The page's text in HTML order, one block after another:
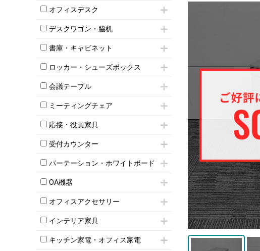
肘付きチェア
肘無しチェア
役員チェア
オフィスチェアその他
オフィスデスク
片袖机
フリーアドレスデスク（ベンチデスク）
昇降デスク
両袖机
デスクワゴン・脇机
インワゴン2段
インワゴン3段
脇机
書庫・キャビネット
ハイキャビネット
ローキャビネット
両開きキャビネット
上下連結キャビネット
軽量ラック（スチールラック）
収納家具その他
オープン書庫
両開書庫
引き違い書庫
ロッカー・シューズボックス
1人用ロッカー
2人用ロッカー
3人用ロッカー
5人用ロッカー
8人用ロッカー
多人数ロッカー
シリンダー錠ロッカー
ダイヤル錠ロッカー
ボタン錠ロッカー
シューズロッカー・下駄箱
ロッカーその他
会議テーブル
ミーティングテーブル
スタッキングテーブル
ネスティングテーブル
カウンターテーブル
T字脚テーブル
会議テーブルW1200～
会議テーブルW1800～
折りたたみ会議テーブル
ハイテーブル
ミーティングチェア
キャスター付きミーティングチェア
スタッキングミーティングチェア
テーブル付きミーティングチェア
折りたたみミーティングチェア
ハイチェア
ミーティングチェアその他
応接・役員家具
応接セット
応接ソファ
応接チェア
応接・役員家具その他
受付カウンター
ハイカウンター
ローカウンター
ラウンジカウンター
パーテーション・ホワイトボード
パーテーション
自立タイプパーテーション
パーテーションその他
壁掛けホワイトボード
ホワイトボードその他
OA機器
iPad
電話機（ビジネスフォン）
シュレッダー
スクリーン
オフィスアクセサリー
チェア用台車
演台・講演台・演説台
防音パネル
インテリア家具
モールドチェア
ダイニングチェア
キッチン家電・オフィス家電